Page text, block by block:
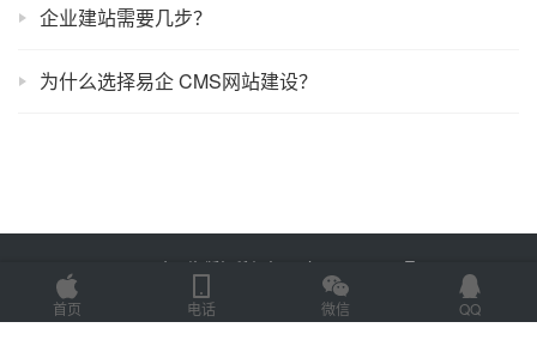
企业建站需要几步？
为什么选择易企 CMS网站建设？
Copyright © 2023 易企网络 版权所有 鲁ICP备2022012774号-3
首页
电话 微信 QQ